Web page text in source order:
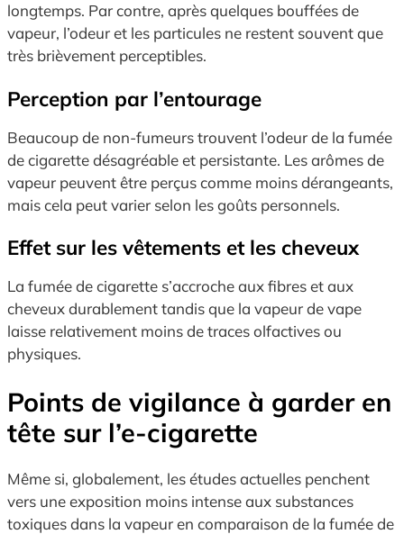
longtemps. Par contre, après quelques bouffées de
vapeur, l’odeur et les particules ne restent souvent que
très brièvement perceptibles.
Perception par l’entourage
Beaucoup de non-fumeurs trouvent l’odeur de la fumée
de cigarette désagréable et persistante. Les arômes de
vapeur peuvent être perçus comme moins dérangeants,
mais cela peut varier selon les goûts personnels.
Effet sur les vêtements et les cheveux
La fumée de cigarette s’accroche aux fibres et aux
cheveux durablement tandis que la vapeur de vape
laisse relativement moins de traces olfactives ou
physiques.
Points de vigilance à garder en
tête sur l’e-cigarette
Même si, globalement, les études actuelles penchent
vers une exposition moins intense aux substances
toxiques dans la vapeur en comparaison de la fumée de